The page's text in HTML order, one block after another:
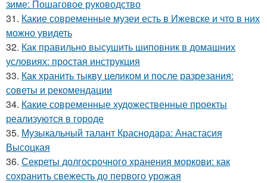
зиме: Пошаговое руководство
31. Какие современные музеи есть в Ижевске и что в них
можно увидеть
32. Как правильно высушить шиповник в домашних
условиях: простая инструкция
33. Как хранить тыкву целиком и после разрезания:
советы и рекомендации
34. Какие современные художественные проекты
реализуются в городе
35. Музыкальный талант Краснодара: Анастасия
Высоцкая
36. Секреты долгосрочного хранения моркови: как
сохранить свежесть до первого урожая